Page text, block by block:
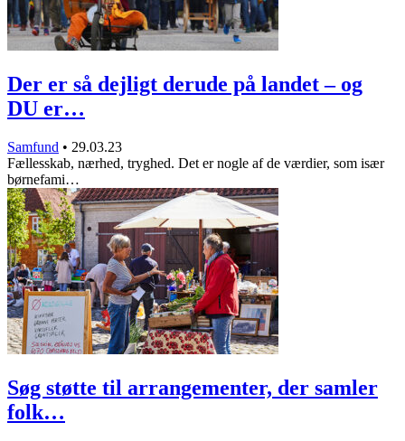
Der er så dejligt derude på landet – og
DU er…
Samfund • 29.03.23
Fællesskab, nærhed, tryghed. Det er nogle af de værdier, som især
børnefami…
Søg støtte til arrangementer, der samler
folk…